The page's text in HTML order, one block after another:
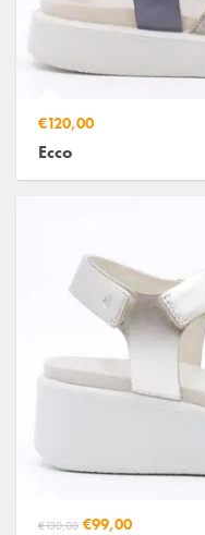
€120,00
Ecco
€130,00 €99,00